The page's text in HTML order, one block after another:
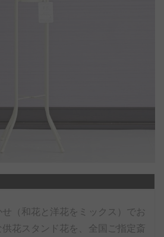
せ（和花と洋花をミックス）でお
花スタンド花を、全国ご指定斎